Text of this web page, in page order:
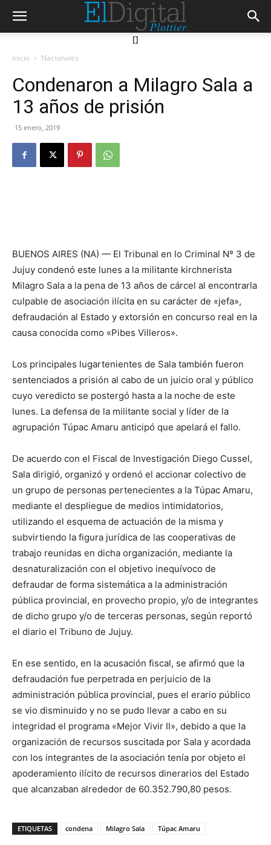
[]
Inicio Nacionales
Condenaron a Milagro Sala a
13 años de prisión
15 enero, 2019
BUENOS AIRES (NA) — El Tribunal en lo Criminal Nº 3 de
Jujuy condenó este lunes a la militante kirchnerista
Milagro Sala a la pena de 13 años de cárcel al encontrarla
culpable de asociación ilícita en su carácter de «jefa»,
defraudación al Estado y extorsión en concurso real en la
causa conocida como «Pibes Villeros».
Los principales lugartenientes de Sala también fueron
sentenciados a prisión al cabo de un juicio oral y público
cuyo veredicto se postergó hasta a la noche de este
lunes. La defensa de la militante social y líder de la
agrupación Túpac Amaru anticipó que apelará el fallo.
De acuerdo con el Fiscal de Investigación Diego Cussel,
Sala dirigió, organizó y ordenó el accionar colectivo de
un grupo de personas pertenecientes a la Túpac Amaru,
mediante el despliegue de medios intimidatorios,
utilizando el esquema de actuación de la misma y
subvirtiendo la figura jurídica de las cooperativas de
trabajo reunidas en dicha organización, mediante la
desnaturalización con el objetivo inequívoco de
defraudar de forma sistemática a la administración
pública provincial, en provecho propio, y/o de integrantes
de dicho grupo y/o de terceras personas, según reportó
el diario el Tribuno de Jujuy.
En ese sentido, en la acusación fiscal, se afirmó que la
defraudación fue perpetrada en perjuicio de la
administración pública provincial, pues el erario público
se vio disminuido y no se pudo llevar a cabo en su
integridad el programa «Mejor Vivir II», debido a que la
organización de recursos suscitada por Sala y acordada
con los integrantes de la asociación tenía por objeto el
apoderamiento ilícito de recursos dinerarios del Estado
que alcanzaban alrededor de 60.352.790,80 pesos.
ETIQUETAS condena Milagro Sala Túpac Amaru